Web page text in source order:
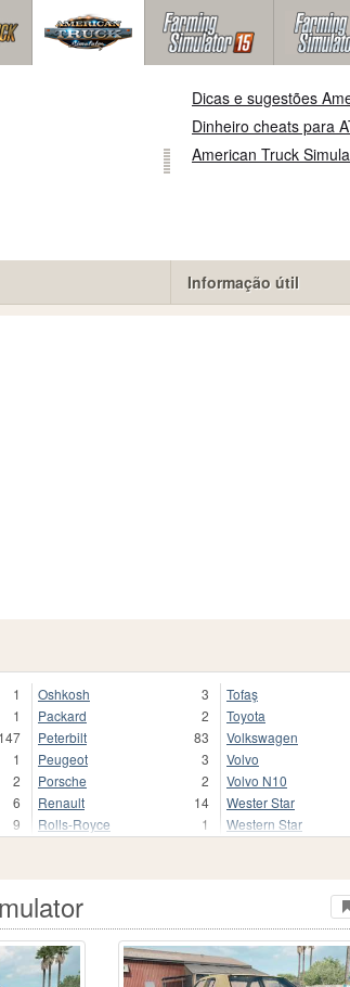
Dicas e sugestões
Dinheiro cheats para
American Truck
Informação útil
1
1
147
1
2
6
9
1
25
6
Oshkosh
3
Packard
2
Peterbilt
83
Peugeot
3
Porsche
2
Renault
14
Rolls-Royce
1
Seat
Shelby
1
Skoda
10
Sterling
1
Tofaş
Toyota
Volkswagen
Volvo
Volvo N10
Wester Star
Western Star
МАЗ
МЗКТ
Урал